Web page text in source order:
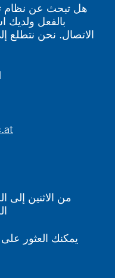
هل تبحث عن نظام
بالفعل ولديك
الاتصال. نحن نتطلع
من الاثنين إلى الخميس 7:30
يمكنك العثور